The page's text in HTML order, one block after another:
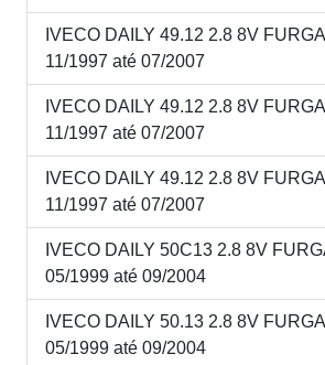
IVECO DAILY 49.12 2.8 8V
11/1997 até 07/2007
IVECO DAILY 49.12 2.8 8V
11/1997 até 07/2007
IVECO DAILY 49.12 2.8 8V
11/1997 até 07/2007
IVECO DAILY 50C13 2.8 8V
05/1999 até 09/2004
IVECO DAILY 50.13 2.8 8V
05/1999 até 09/2004